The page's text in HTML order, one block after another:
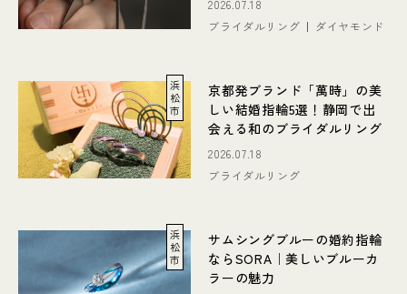
2026.07.18
ブライダルリング
ダイヤモンド
浜
松
市
京都発ブランド「萬時」の美
しい結婚指輪5選！静岡で出
会える和のブライダルリング
2026.07.18
ブライダルリング
浜
松
市
サムシングブルーの婚約指輪
ならSORA｜美しいブルーカ
ラーの魅力